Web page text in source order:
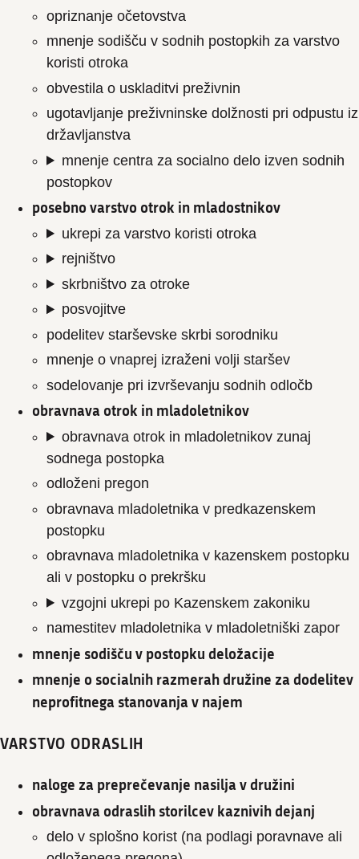
opriznanje očetovstva
mnenje sodišču v sodnih postopkih za varstvo
koristi otroka
obvestila o uskladitvi preživnin
ugotavljanje preživninske dolžnosti pri odpustu iz
državljanstva
mnenje centra za socialno delo izven sodnih
postopkov
posebno varstvo otrok in mladostnikov
ukrepi za varstvo koristi otroka
rejništvo
skrbništvo za otroke
posvojitve
podelitev starševske skrbi sorodniku
mnenje o vnaprej izraženi volji staršev
sodelovanje pri izvrševanju sodnih odločb
obravnava otrok in mladoletnikov
obravnava otrok in mladoletnikov zunaj
sodnega postopka
odloženi pregon
obravnava mladoletnika v predkazenskem
postopku
obravnava mladoletnika v kazenskem postopku
ali v postopku o prekršku
vzgojni ukrepi po Kazenskem zakoniku
namestitev mladoletnika v mladoletniški zapor
mnenje sodišču v postopku deložacije
mnenje o socialnih razmerah družine za dodelitev
neprofitnega stanovanja v najem
VARSTVO ODRASLIH
naloge za preprečevanje nasilja v družini
obravnava odraslih storilcev kaznivih dejanj
delo v splošno korist (na podlagi poravnave ali